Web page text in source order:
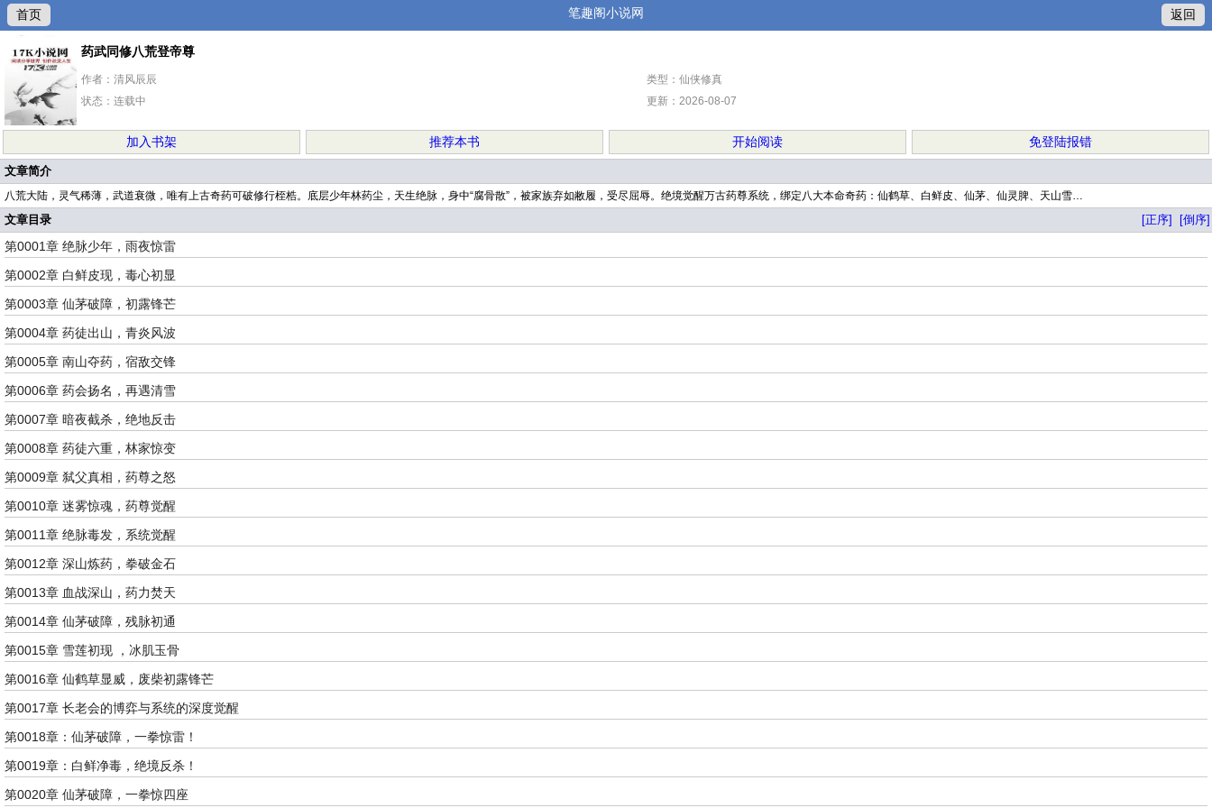
首页 笔趣阁小说网 返回
药武同修八荒登帝尊
作者：清风辰辰
类型：仙侠修真
状态：连载中
更新：2026-08-07
加入书架 推荐本书 开始阅读 免登陆报错
文章简介
八荒大陆，灵气稀薄，武道衰微，唯有上古奇药可破修行桎梏。底层少年林药尘，天生绝脉，身中“腐骨散”，被家族弃如敝履，受尽屈辱。绝境觉醒万古药尊系统，绑定八大本命奇药：仙鹤草、白鲜皮、仙茅、仙灵脾、天山雪…
文章目录 [正序] [倒序]
第0001章 绝脉少年，雨夜惊雷
第0002章 白鲜皮现，毒心初显
第0003章 仙茅破障，初露锋芒
第0004章 药徒出山，青炎风波
第0005章 南山夺药，宿敌交锋
第0006章 药会扬名，再遇清雪
第0007章 暗夜截杀，绝地反击
第0008章 药徒六重，林家惊变
第0009章 弑父真相，药尊之怒
第0010章 迷雾惊魂，药尊觉醒
第0011章 绝脉毒发，系统觉醒
第0012章 深山炼药，拳破金石
第0013章 血战深山，药力焚天
第0014章 仙茅破障，残脉初通
第0015章 雪莲初现 ，冰肌玉骨
第0016章 仙鹤草显威，废柴初露锋芒
第0017章 长老会的博弈与系统的深度觉醒
第0018章：仙茅破障，一拳惊雷！
第0019章：白鲜净毒，绝境反杀！
第0020章 仙茅破障，一拳惊四座